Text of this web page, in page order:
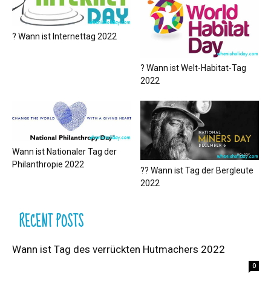
? Wann ist Internettag 2022
? Wann ist Welt-Habitat-Tag
2022
Wann ist Nationaler Tag der
Philanthropie 2022
?‍? Wann ist Tag der Bergleute
2022
RECENT POSTS
Wann ist Tag des verrückten Hutmachers 2022
0